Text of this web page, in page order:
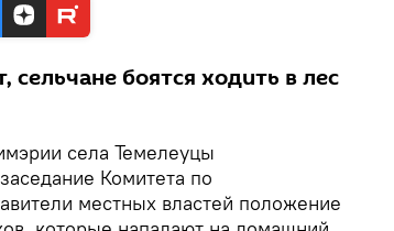
сельчане боятся ходить в лес
села Темелеуцы
Комитета по
местных властей положение